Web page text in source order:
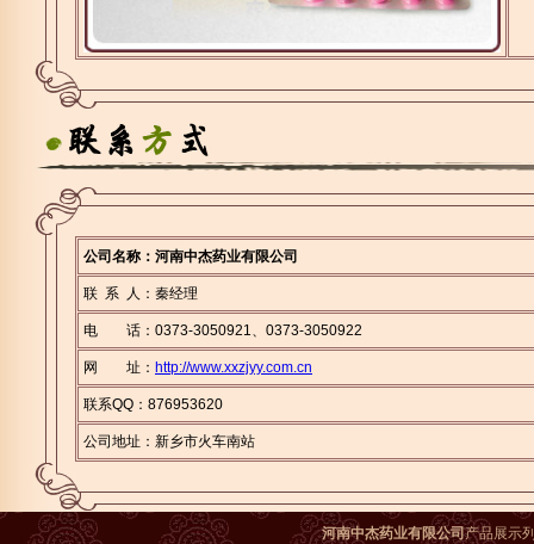
公司名称：河南中杰药业有限公司
联 系 人：秦经理
电 话：0373-3050921、0373-3050922
网 址： http://www.xxzjyy.com.cn
联系QQ：876953620
公司地址：新乡市火车南站
河南中杰药业有限公司产品展示